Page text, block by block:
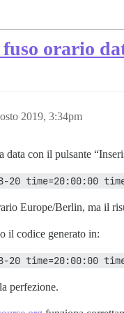
orario
2019, 3:34pm
data con il pulsante
20 time=20:00:00
Europe/Berlin, ma il
il codice generato in:
20 time=20:00:00
perfezione.